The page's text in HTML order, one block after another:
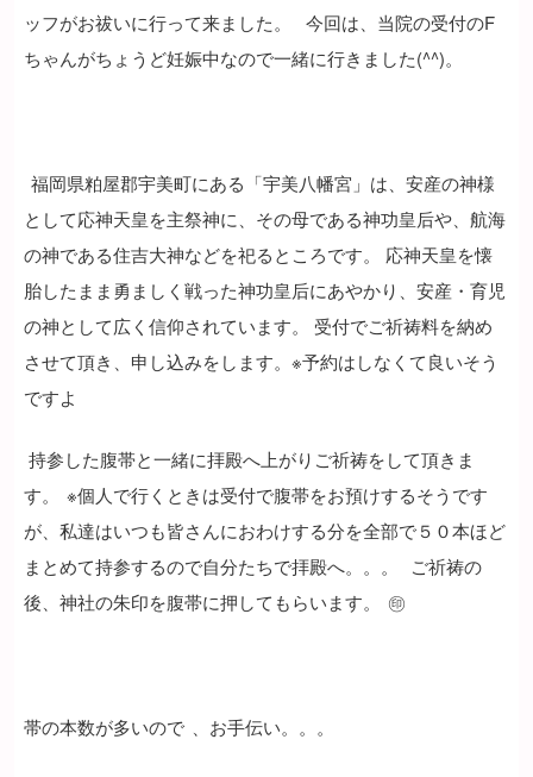
ッフがお祓いに行って来ました。
今回は、当院の受付のF
ちゃんがちょうど妊娠中なので一緒に行きました(^^)。
福岡県粕屋郡宇美町にある「宇美八幡宮」は、安産の神様
として応神天皇を主祭神に、その母である神功皇后や、航海
の神である住吉大神などを祀るところです。 応神天皇を懐
胎したまま勇ましく戦った神功皇后にあやかり、安産・育児
の神として広く信仰されています。 受付でご祈祷料を納め
させて頂き、申し込みをします。※予約はしなくて良いそう
ですよ
持参した腹帯と一緒に拝殿へ上がりご祈祷をして頂きま
す。
※個人で行くときは受付で腹帯をお預けするそうです
が、私達はいつも皆さんにおわけする分を全部で５０本ほど
まとめて持参するので自分たちで拝殿へ。。。
ご祈祷の
後、神社の朱印を腹帯に押してもらいます。
㊞
帯の本数が多いので 、お手伝い。。。